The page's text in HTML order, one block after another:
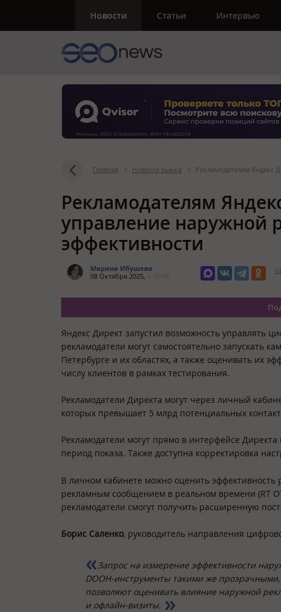
Новости Статьи Интервью
Главная > Новости рынка > Рекламодателям Яндекс
Рекламодателям
управление наружной
эффективности
Марина Ибушева
08 Октября 2025,
Яндекс Директ запустил возможность управлять
рекламодатели могут самостоятельно запускать
Петербурге и их областях, а также оценивать их
числу клиентов в рамках тестирования.
Рекламодатели Директа могут через личный
которых превышает 5 млрд потенциальных
Рекламодатели могут прямо в интерфейсе
период показа. Также доступна корректировка
В личном кабинете можно оценить эффективность
рекламным сообщением в реальном времени (RT
рекламодатели смогут получить расширенную
Борис Саленко, руководитель направления
Запрос на измерение эффективности
DOOH-инструменты такими же
позволяют оценивать влияние наружной
и офлайн-визиты.